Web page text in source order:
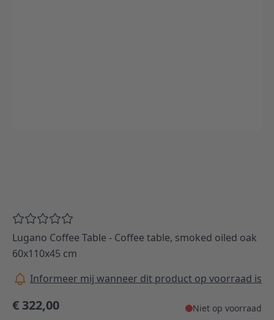
Lugano Coffee Table - Coffee table, smoked oiled oak
60x110x45 cm
Informeer mij wanneer dit product op voorraad is
€ 322,00 Niet op voorraad